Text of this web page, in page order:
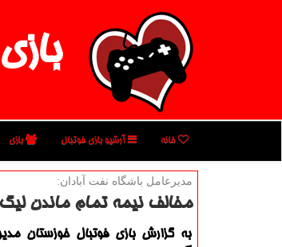
خانه آرشیو بازی فوتبال بازی
مدیرعامل باشگاه نفت آبادان:
مخالف نیمه تمام ماندن
به گزارش بازی فوتبال خوزستان